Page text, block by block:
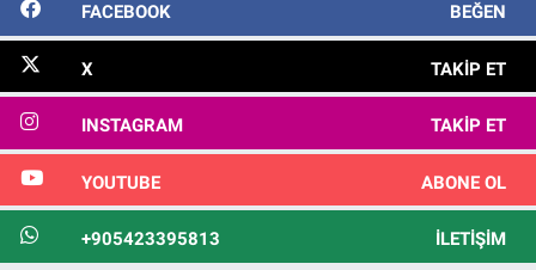
FACEBOOK BEĞEN
X TAKIP ET
INSTAGRAM TAKIP ET
YOUTUBE ABONE OL
+905423395813 İLETIŞIM